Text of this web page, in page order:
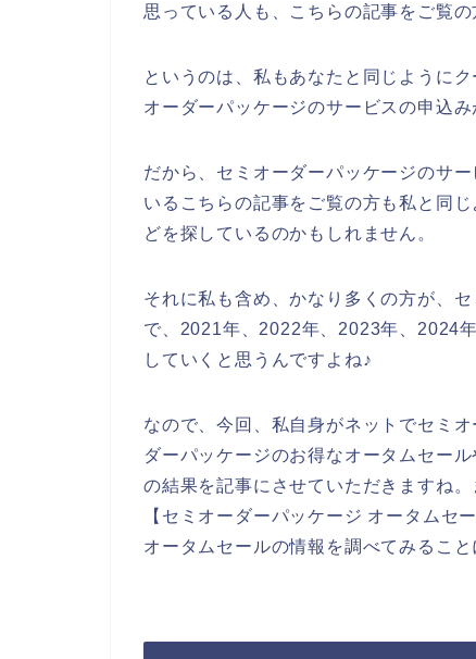
思っている人も、こちらの記事をご覧
というのは、私もあなたと同じように
オーダーパッケージのサービスの申込
だから、セミオーダーパッケージのサ
いるこちらの記事をご覧の方も私と同
どを探しているのかもしれません。
それに私も含め、かなり多くの方が、
で、2021年、2022年、2023年、2024
していくと思うんですよね♪
なので、今回、私自身がネットでセミ
ダーパッケージのお得なオータムセー
の結果を記事にさせていただきますね
【セミオーダーパッケージ オータムセ
オータムセールの情報を調べてみること